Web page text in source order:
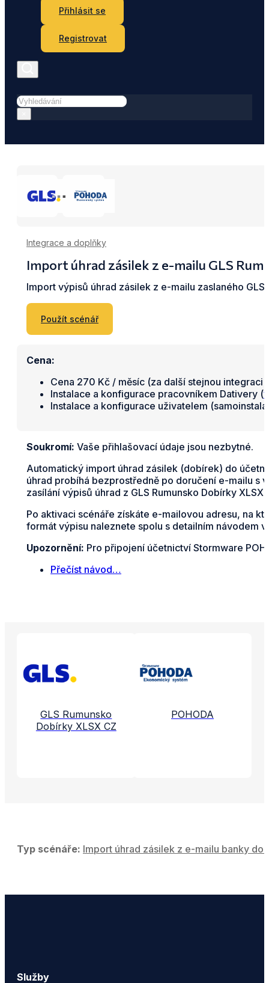
Přihlásit se
Registrovat
Hledat
Integrace a doplňky
Import úhrad zásilek z e-mailu GLS
Import výpisů úhrad zásilek z e-mailu zaslaného
Použít scénář
Cena:
Cena 270 Kč / měsíc (za další stejnou integraci
Instalace a konfigurace pracovníkem Dativery (
Instalace a konfigurace uživatelem
Soukromí: Vaše přihlašovací údaje jsou nezbytné.
Automatický import úhrad zásilek (dobírek) do
úhrad probíhá bezprostředně po doručení e-mailu s
zasílání výpisů úhrad z GLS Rumunsko Dobírky
Po aktivaci scénáře získáte e-mailovou adresu, na
formát výpisu naleznete spolu s detailním návodem v
Upozornění: Pro připojení účetnictví Stormware
Přečíst návod…
GLS Rumunsko
Dobírky XLSX CZ
POHODA
Typ scénáře: Import úhrad zásilek z e-mailu banky do
Služby